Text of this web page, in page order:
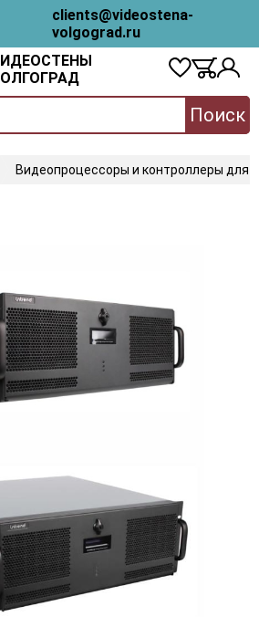
clients@videostena-
volgograd.ru
Поиск
Видеопроцессоры и контроллеры для